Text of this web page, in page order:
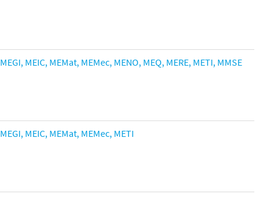
MEGI, MEIC, MEMat, MEMec, MENO, MEQ, MERE, METI, MMSE
MEGI, MEIC, MEMat, MEMec, METI